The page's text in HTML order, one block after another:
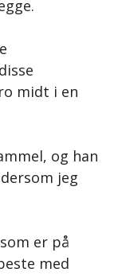
midt i en
og han
jeg
er på
med